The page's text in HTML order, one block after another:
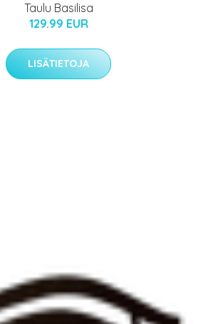
Taulu Basilisa
129.99 EUR
LISÄTIETOJA